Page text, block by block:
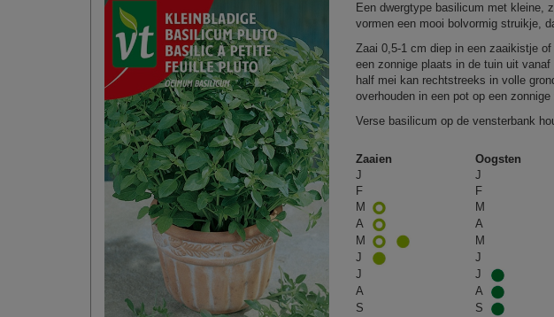
Een dwergtype basilicum met kleine,
vormen een mooi bolvormig struikje,
Zaai 0,5‑1 cm diep in een zaaikistje
een zonnige plaats in de tuin uit
half mei kan rechtstreeks in volle
overhouden in een pot op een
Verse basilicum op de vensterbank
Zaaien
Oogsten
J
J
F
F
M
M
A
A
M
M
J
J
J
J
A
A
S
S